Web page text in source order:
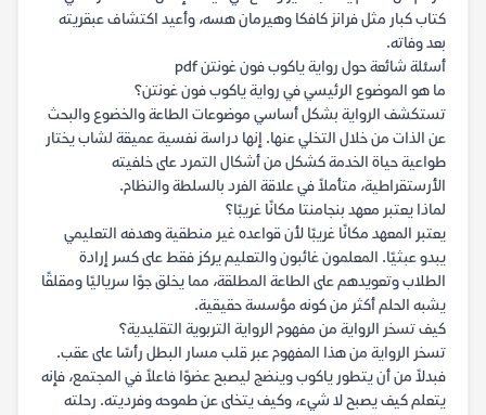
كتاب كبار مثل فرانز كافكا وهيرمان هسه، وأعيد اكتشاف عبقريته
بعد وفاته.
أسئلة شائعة حول رواية ياكوب فون غونتن pdf
ما هو الموضوع الرئيسي في رواية ياكوب فون غونتن؟
تستكشف الرواية بشكل أساسي موضوعات الطاعة والخضوع والبحث
عن الذات من خلال التخلي عنها. إنها دراسة نفسية عميقة لشاب يختار
طواعية حياة الخدمة كشكل من أشكال التمرد على خلفيته
الأرستقراطية، متأملاً في علاقة الفرد بالسلطة والنظام.
لماذا يعتبر معهد بنجامنتا مكانًا غريبًا؟
يعتبر المعهد مكانًا غريبًا لأن قواعده غير منطقية وهدفه التعليمي
يبدو عبثيًا. المعلمون غائبون والتعليم يركز فقط على كسر إرادة
الطلاب وتعويدهم على الطاعة المطلقة، مما يخلق جوًا سرياليًا ومقلقًا
يشبه الحلم أكثر من كونه مؤسسة حقيقية.
كيف تسخر الرواية من مفهوم الرواية التربوية التقليدية؟
تسخر الرواية من هذا المفهوم عبر قلب مسار البطل رأسًا على عقب.
فبدلاً من أن يتطور ياكوب وينضج ليصبح عضوًا فاعلاً في المجتمع، فإنه
يتعلم كيف يصبح لا شيء، وكيف يتخلى عن طموحه وفرديته. رحلته